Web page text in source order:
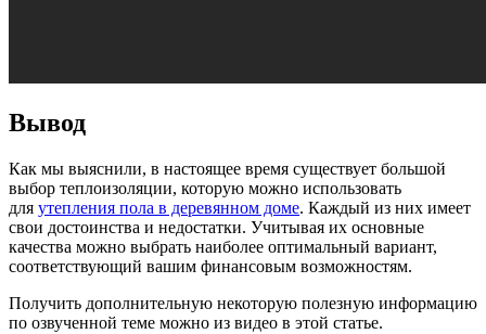
Вывод
Как мы выяснили, в настоящее время существует большой
выбор теплоизоляции, которую можно использовать
для утепления пола в деревянном доме. Каждый из них имеет
свои достоинства и недостатки. Учитывая их основные
качества можно выбрать наиболее оптимальный вариант,
соответствующий вашим финансовым возможностям.
Получить дополнительную некоторую полезную информацию
по озвученной теме можно из видео в этой статье.